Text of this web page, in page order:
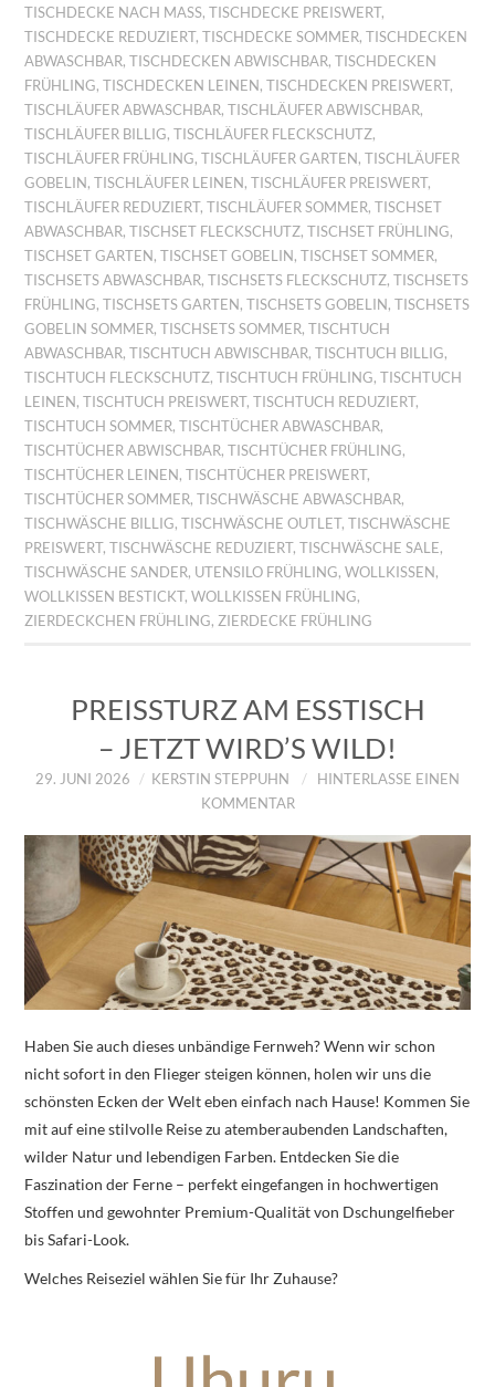
TISCHDECKE NACH MASS ,TISCHDECKE PREISWERT,
TISCHDECKE REDUZIERT,TISCHDECKE SOMMER,TISCHDECKEN
ABWASCHBAR,TISCHDECKEN ABWISCHBAR,TISCHDECKEN
FRÜHLING,TISCHDECKEN LEINEN ,TISCHDECKEN PREISWERT,
TISCHLÄUFER ABWASCHBAR,TISCHLÄUFER ABWISCHBAR,
TISCHLÄUFER BILLIG,TISCHLÄUFER FLECKSCHUTZ,
TISCHLÄUFER FRÜHLING,TISCHLÄUFER GARTEN ,TISCHLÄUFER
GOBELIN ,TISCHLÄUFER LEINEN ,TISCHLÄUFER PREISWERT,
TISCHLÄUFER REDUZIERT,TISCHLÄUFER SOMMER,TISCHSET
ABWASCHBAR,TISCHSET FLECKSCHUTZ,TISCHSET FRÜHLING,
TISCHSET GARTEN ,TISCHSET GOBELIN ,TISCHSET SOMMER,
TISCHSETS ABWASCHBAR,TISCHSETS FLECKSCHUTZ,TISCHSETS
FRÜHLING,TISCHSETS GARTEN ,TISCHSETS GOBELIN ,TISCHSETS
GOBELIN SOMMER,TISCHSETS SOMMER,TISCHTUCH
ABWASCHBAR,TISCHTUCH ABWISCHBAR,TISCHTUCH BILLIG,
TISCHTUCH FLECKSCHUTZ,TISCHTUCH FRÜHLING,TISCHTUCH
LEINEN ,TISCHTUCH PREISWERT,TISCHTUCH REDUZIERT,
TISCHTUCH SOMMER,TISCHTÜCHER ABWASCHBAR,
TISCHTÜCHER ABWISCHBAR,TISCHTÜCHER FRÜHLING,
TISCHTÜCHER LEINEN ,TISCHTÜCHER PREISWERT,
TISCHTÜCHER SOMMER,TISCHWÄSCHE ABWASCHBAR,
TISCHWÄSCHE BILLIG,TISCHWÄSCHE OUTLET,TISCHWÄSCHE
PREISWERT,TISCHWÄSCHE REDUZIERT,TISCHWÄSCHE SALE,
TISCHWÄSCHE SANDER, UTENSILO FRÜHLING,WOLLKISSEN ,
WOLLKISSEN BESTICKT,WOLLKISSEN FRÜHLING,
ZIERDECKCHEN FRÜHLING, ZIERDECKE FRÜHLING
PREISSTURZ AM ESSTISCH
– JETZT WIRD’S WILD!
29. JUNI 2026 KERSTIN STEPPUHN
HINTERLASSE EINEN
KOMMENTAR
Haben Sie auch dieses unbändige Fernweh? Wenn wir schon
nicht sofort in den Flieger steigen können, holen wir uns die
schönsten Ecken der Welt eben einfach nach Hause! Kommen Sie
mit auf eine stilvolle Reise zu atemberaubenden Landschaften,
wilder Natur und lebendigen Farben. Entdecken Sie die
Faszination der Ferne – perfekt eingefangen in hochwertigen
Stoffen und gewohnter Premium-Qualität von Dschungelfieber
bis Safari-Look.
Welches Reiseziel wählen Sie für Ihr Zuhause?